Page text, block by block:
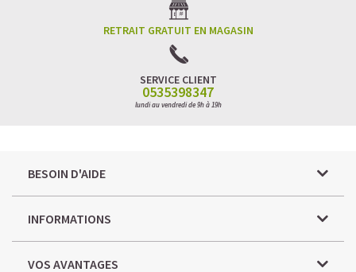
RETRAIT GRATUIT EN MAGASIN
SERVICE CLIENT
0535398347
lundi au vendredi de 9h à 19h
BESOIN D'AIDE
INFORMATIONS
VOS AVANTAGES